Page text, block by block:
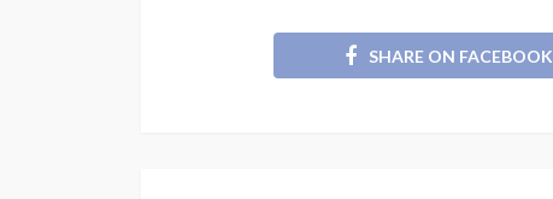
SHARE ON FACEBOOK